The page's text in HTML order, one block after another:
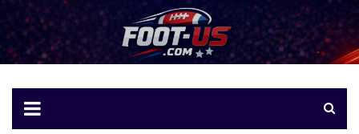
to
content
Foot-US
Le football américain en français